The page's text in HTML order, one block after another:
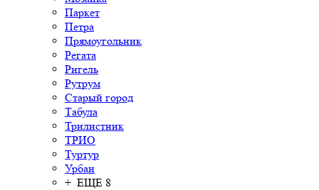
Паркет
Петра
Прямоугольник
Регата
Ригель
Рутрум
Старый город
Табула
Трилистник
ТРИО
Туртур
Урбан
+ ЕЩЕ 8